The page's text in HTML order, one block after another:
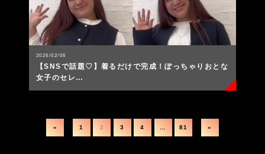
2026/02/06
【SNSで話題♡】着るだけで完成！ぽっちゃりおとな
女子のセレ…
« 1 2 3 4 81 »